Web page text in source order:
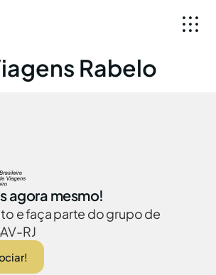
Rabelo
agora mesmo!
e faça parte do grupo de
RJ